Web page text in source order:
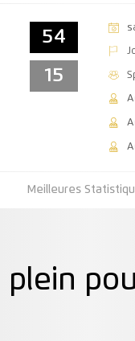
54
15
Meilleures
plein